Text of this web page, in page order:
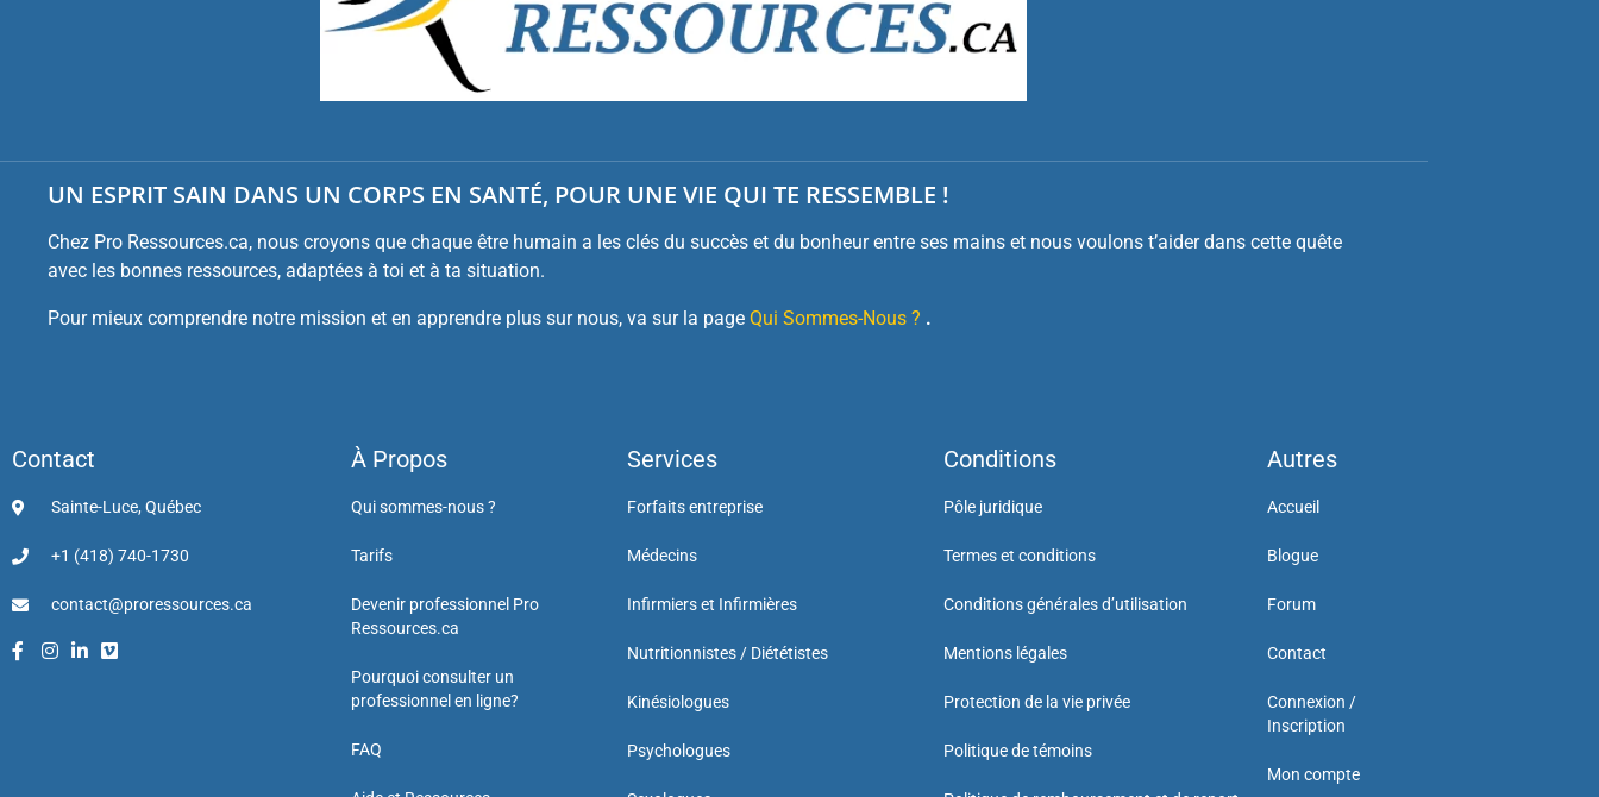
UN ESPRIT SAIN DANS UN CORPS EN SANTÉ, POUR UNE VIE QUI TE RESSEMBLE !
Chez Pro Ressources.ca, nous croyons que chaque être humain a les clés du succès et du bonheur entre ses mains et nous voulons t’aider dans cette quête
avec les bonnes ressources, adaptées à toi et à ta situation.
Pour mieux comprendre notre mission et en apprendre plus sur nous, va sur la page Qui Sommes-Nous ? .
Contact
Sainte-Luce, Québec
+1 (418) 740-1730
contact@proressources.ca
À Propos
Qui sommes-nous ?
Tarifs
Devenir professionnel Pro
Ressources.ca
Pourquoi consulter un
professionnel en ligne?
FAQ
Services
Forfaits entreprise
Médecins
Infirmiers et Infirmières
Nutritionnistes / Diététistes
Kinésiologues
Psychologues
Conditions
Pôle juridique
Termes et conditions
Conditions générales d’utilisation
Mentions légales
Protection de la vie privée
Politique de témoins
Autres
Accueil
Blogue
Forum
Contact
Connexion /
Inscription
Mon compte